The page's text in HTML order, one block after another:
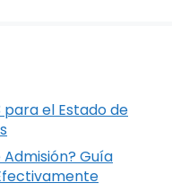
para el Estado de
Guía